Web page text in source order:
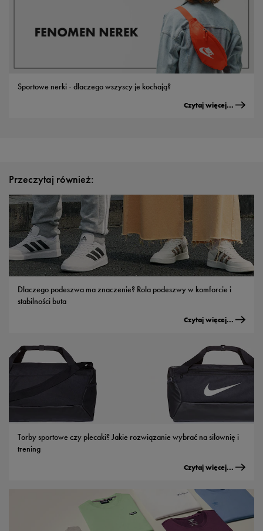
Sportowe nerki - dlaczego wszyscy je kochają?
Czytaj więcej...
Przeczytaj również:
Dlaczego podeszwa ma znaczenie? Rola podeszwy w komforcie i
stabilności buta
Czytaj więcej...
Torby sportowe czy plecaki? Jakie rozwiązanie wybrać na siłownię i
trening
Czytaj więcej...